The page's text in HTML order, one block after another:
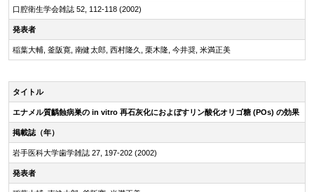
口腔衛生学会雑誌 52, 112-118 (2002)
発表者
稲葉大輔, 釜阪寛, 南健太郎, 西村隆久, 栗木隆, 今井奨, 米満正美
タイトル
エナメル質齲蝕病巣の in vitro 再石灰化におよぼすリン酸化オリゴ糖 (POs) の効果
掲載誌（年）
岩手医科大学歯学雑誌 27, 197-202 (2002)
発表者